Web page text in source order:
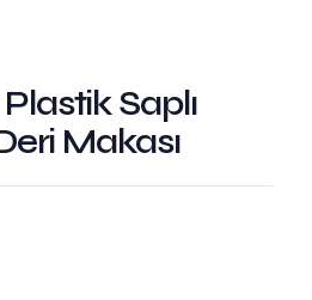
Saplı
Makası